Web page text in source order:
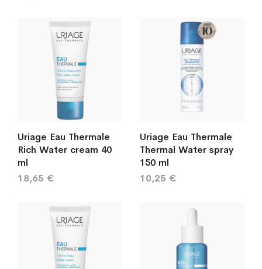
Uriage Eau Thermale
Rich Water cream 40
ml
18,65 €
Uriage Eau Thermale
Thermal Water spray
150 ml
10,25 €